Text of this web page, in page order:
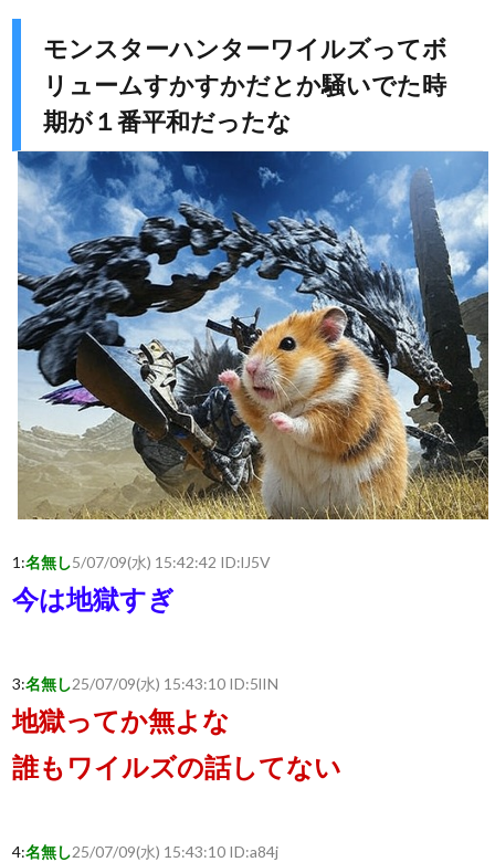
モンスターハンターワイルズってボ
リュームすかすかだとか騒いでた時
期が１番平和だったな
1:名無し5/07/09(水) 15:42:42 ID:lJ5V
今は地獄すぎ
3:名無し25/07/09(水) 15:43:10 ID:5lIN
地獄ってか無よな
誰もワイルズの話してない
4:名無し25/07/09(水) 15:43:10 ID:a84j